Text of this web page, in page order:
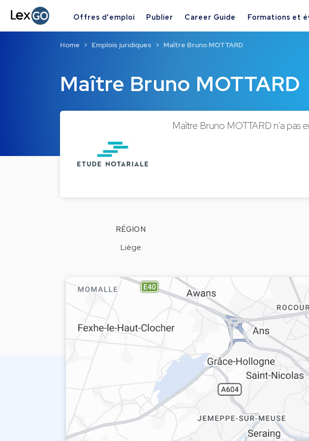
Offres d'emploi Publier Career Guide Formations et
Maître Bruno MOTTARD
Home Emplois juridiques Maître Bruno MOTTARD
Maître Bruno MOTTARD n'a pas
RÉGION
Liège